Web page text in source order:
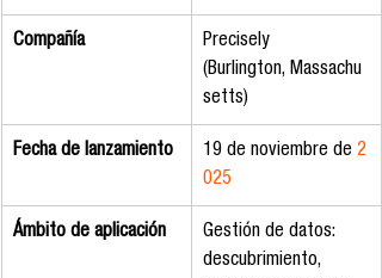
Compañía
Precisely
(Burlington, Massachu
setts)
Fecha de lanzamiento 19 de noviembre de 2
025
Ámbito de aplicación
Gestión de datos:
descubrimiento,